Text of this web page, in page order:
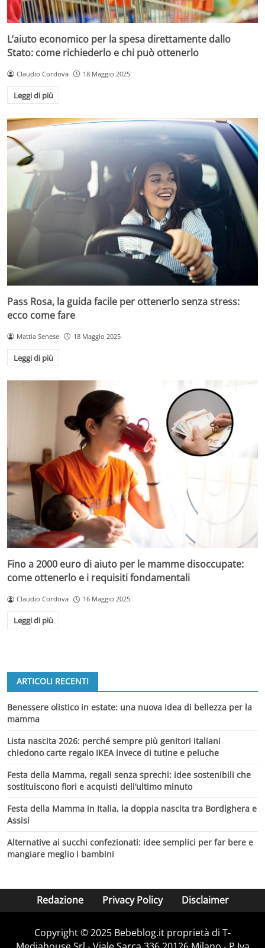
L’aiuto economico per la spesa direttamente dallo
Stato: come richiederlo e chi può ottenerlo
Claudio Cordova 18 Maggio 2025
Leggi di più
Pass Rosa, la guida facile per ottenerlo senza stress:
ecco come fare
Mattia Senese 18 Maggio 2025
Leggi di più
Fino a 2000 euro di aiuto per le mamme disoccupate:
come ottenerlo e i requisiti fondamentali
Claudio Cordova 16 Maggio 2025
Leggi di più
ARTICOLI RECENTI
Benessere olistico in estate: una nuova idea di bellezza per la
mamma
Lista nascita 2026: perché sempre più genitori italiani
chiedono carte regalo IKEA invece di tutine e peluche
Festa della Mamma, regali senza sprechi: idee sostenibili che
sostituiscono fiori e acquisti dell’ultimo minuto
Festa della Mamma in Italia, la doppia nascita tra Bordighera e
Assisi
Alternative ai succhi confezionati: idee semplici per far bere e
mangiare meglio i bambini
Redazione Privacy Policy Disclaimer
Copyright © 2025 Bebeblog.it proprietà di T-